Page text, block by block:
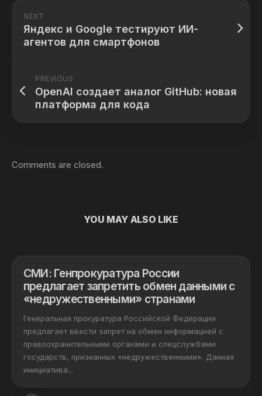
NEXT
Яндекс и Google тестируют ИИ-
агентов для смартфонов
PREVIOUS
OpenAI создает аналог GitHub: новая
платформа для кода
Comments are closed.
YOU MAY ALSO LIKE
СМИ: Генпрокуратура России
предлагает запретить обмен данными с
«недружественными» странами
Генеральная прокуратура Российской Федерации
предлагает ввести запрет на обмен информацией с
правоохранительными органами и спецслужбами
государств, признанных «недружественными». Данная
инициатива...